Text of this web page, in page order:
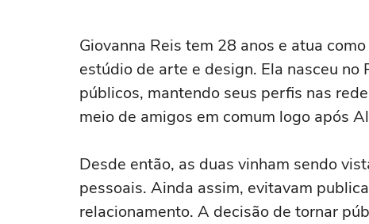
Giovanna Reis tem 28 anos e atua
estúdio de arte e design. Ela nasceu no
públicos, mantendo seus perfis nas
meio de amigos em comum logo após
Desde então, as duas vinham sendo
pessoais. Ainda assim, evitavam
relacionamento. A decisão de tornar